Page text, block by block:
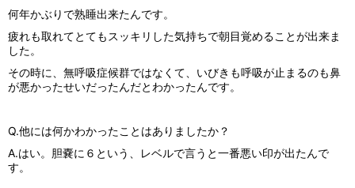
何年かぶりで熟睡出来たんです。
疲れも取れてとてもスッキリした気持ちで朝目覚めることが出来ま
した。
その時に、無呼吸症候群ではなくて、いびきも呼吸が止まるのも鼻
が悪かったせいだったんだとわかったんです。
Q.他には何かわかったことはありましたか？
A.はい。胆嚢に６という、レベルで言うと一番悪い印が出たんで
す。